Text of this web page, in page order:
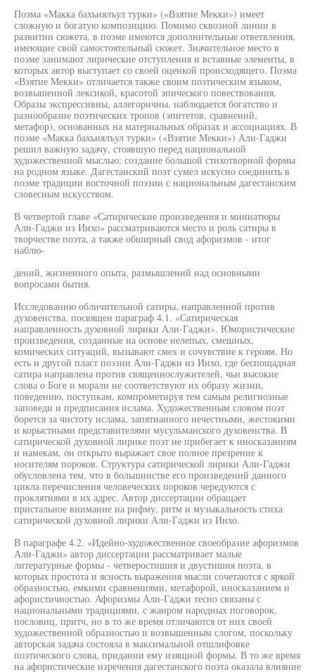
Поэма «Макка бахъиялъул турки» («Взятие Мекки») имеет
сложную и богатую композицию. Помимо сквозной линии в
развитии сюжета, в поэме имеются дополнительные ответвления,
имеющие свой самостоятельный сюжет. Значительное место в
поэме занимают лирические отступления и вставные элементы, в
которых автор выступает со своей оценкой происходящего. Поэма
«Взятие Мекки» отличается также своим поэтическим языком,
возвышенной лексикой, красотой эпического повествования.
Образы экспрессивны, аллегоричны, наблюдается богатство и
разнообразие поэтических тропов (эпитетов, сравнений,
метафор), основанных на материальных образах и ассоциациях. В
поэме «Макка бахъиялъул турки» («Взятие Мекки») Али-Гаджи
решил важную задачу, стоявшую перед национальной
художественной мыслью: создание большой стихотворной формы
на родном языке. Дагестанский поэт сумел искусно соединить в
поэме традиции восточной поэзии с национальным дагестанским
словесным искусством.
В четвертой главе «Сатирические произведения и миниатюры
Али-Гаджи из Инхо» рассматриваются место и роль сатиры в
творчестве поэта, а также обширный свод афоризмов - итог
наблю-
дений, жизненного опыта, размышлений над основными
вопросами бытия.
Исследованию обличительной сатиры, направленной против
духовенства, посвящен параграф 4.1. «Сатирическая
направленность духовной лирики Али-Гаджи». Юмористические
произведения, созданные на основе нелепых, смешных,
комических ситуаций, вызывают смех и сочувствие к героям. Но
есть и другой пласт поэзии Али-Гаджи из Инхо, где беспощадная
сатира направлена против священнослужителей, чьи высокие
слова о Боге и морали не соответствуют их образу жизни,
поведению, поступкам, компрометируя тем самым религиозные
заповеди и предписания ислама. Художественным словом поэт
борется за чистоту ислама, запятнанного нечестными, жестокими
и корыстными представителями мусульманского духовенства. В
сатирической духовной лирике поэт не прибегает к иносказаниям
и намекам, он открыто выражает свое полное презрение к
носителям пороков. Структура сатирической лирики Али-Гаджи
обусловлена тем, что в большинстве его произведений данного
цикла перечисления человеческих пороков чередуются с
проклятиями в их адрес. Автор диссертации обращает
пристальное внимание на рифму, ритм и музыкальность стиха
сатирической духовной лирики Али-Гаджи из Инхо.
В параграфе 4.2. «Идейно-художественное своеобразие афоризмов
Али-Гаджи» автор диссертации рассматривает малые
литературные формы - четверостишия и двустишия поэта, в
которых простота и ясность выражения мысли сочетаются с яркой
образностью, емкими сравнениями, метафорой, иносказанием и
афористичностью. Афоризмы Али-Гаджи тесно связаны с
национальными традициями, с жанром народных поговорок,
пословиц, притч, но в то же время отличаются от них своей
художественной образностью и возвышенным слогом, поскольку
авторская задача состояла в максимальной отшлифовке
поэтического слова, придании ему изящной формы. В то же время
на афористические изречения дагестанского поэта оказала влияние